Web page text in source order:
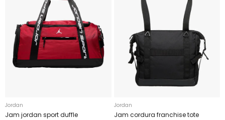
Jordan
Jam jordan sport duffle
Jordan
Jam cordura franchise tote